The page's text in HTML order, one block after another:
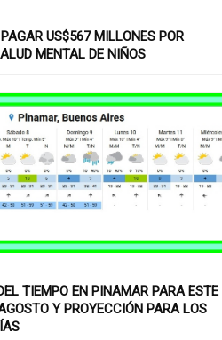
US$567 MILLONES POR
MENTAL DE NIÑOS
TIEMPO EN PINAMAR PARA ESTE
Y PROYECCIÓN PARA LOS